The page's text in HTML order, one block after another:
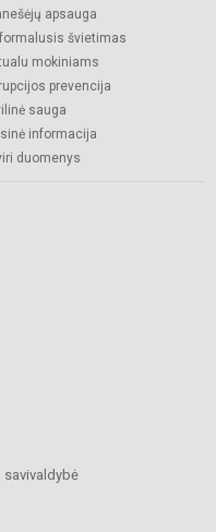
apsauga
švietimas
mokiniams
prevencija
sauga
informacija
duomenys
savivaldybė